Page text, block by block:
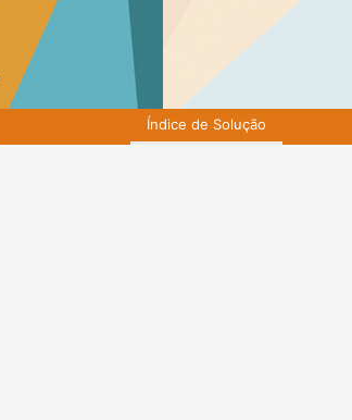
Índice de Solução